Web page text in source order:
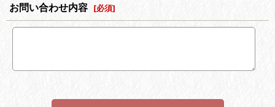
お問い合わせ内容 [必須]